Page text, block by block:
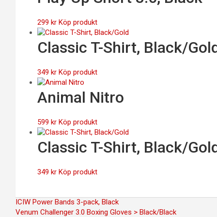
299 kr Köp produkt
Classic T-Shirt, Black/
349 kr Köp produkt
Animal Nitro
599 kr Köp produkt
Classic T-Shirt, Black/
349 kr Köp produkt
Inläggsnavigering
ICIW Power Bands 3-pack, Black
Venum Challenger 3.0 Boxing Gloves > Black/Black